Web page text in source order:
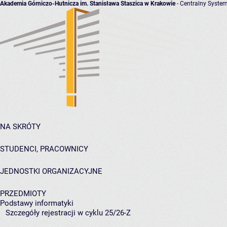
Akademia Górniczo-Hutnicza im. Stanisława Staszica w Krakowie- Centralny
NA SKRÓTY
STUDENCI, PRACOWNICY
JEDNOSTKI ORGANIZACYJNE
PRZEDMIOTY
Podstawy informatyki
Szczegóły rejestracji w cyklu 25/26-Z